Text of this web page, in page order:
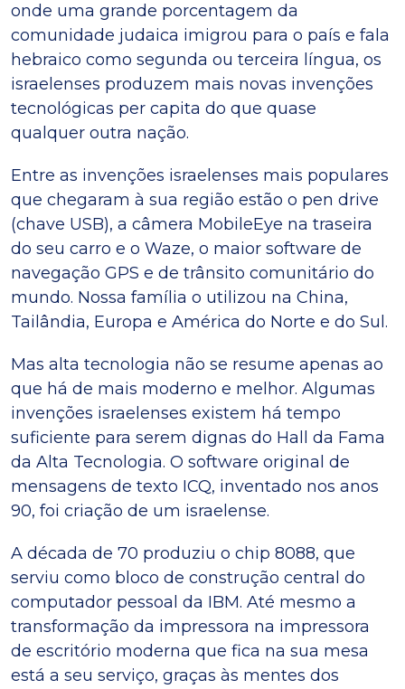
onde uma grande porcentagem da
comunidade judaica imigrou para o país e fala
hebraico como segunda ou terceira língua, os
israelenses produzem mais novas invenções
tecnológicas per capita do que quase
qualquer outra nação.
Entre as invenções israelenses mais populares
que chegaram à sua região estão o pen drive
(chave USB), a câmera MobileEye na traseira
do seu carro e o Waze, o maior software de
navegação GPS e de trânsito comunitário do
mundo. Nossa família o utilizou na China,
Tailândia, Europa e América do Norte e do Sul.
Mas alta tecnologia não se resume apenas ao
que há de mais moderno e melhor. Algumas
invenções israelenses existem há tempo
suficiente para serem dignas do Hall da Fama
da Alta Tecnologia. O software original de
mensagens de texto ICQ, inventado nos anos
90, foi criação de um israelense.
A década de 70 produziu o chip 8088, que
serviu como bloco de construção central do
computador pessoal da IBM. Até mesmo a
transformação da impressora na impressora
de escritório moderna que fica na sua mesa
está a seu serviço, graças às mentes dos